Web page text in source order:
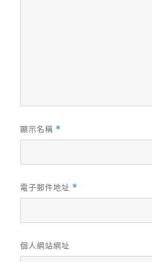
顯示名稱 *
電子郵件地址 *
個人網站網址